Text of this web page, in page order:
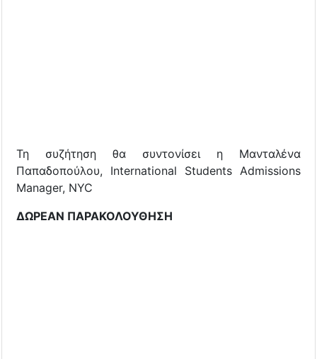
Τη συζήτηση θα συντονίσει η Μανταλένα
Παπαδοπούλου, International Students Admissions
Manager, NYC
ΔΩΡΕΑΝ ΠΑΡΑΚΟΛΟΥΘΗΣΗ